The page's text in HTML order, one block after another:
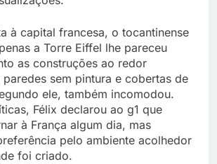
à capital francesa, o tocantinense
a Torre Eiffel lhe pareceu
as construções ao redor
paredes sem pintura e cobertas de
ele, também incomodou.
Félix declarou ao g1 que
à França algum dia, mas
pelo ambiente acolhedor
foi criado.